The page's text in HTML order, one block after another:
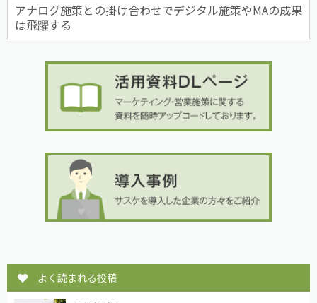
アナログ施策との掛け合わせでデジタル施策やMAの成果
は飛躍する
よく読まれる投稿